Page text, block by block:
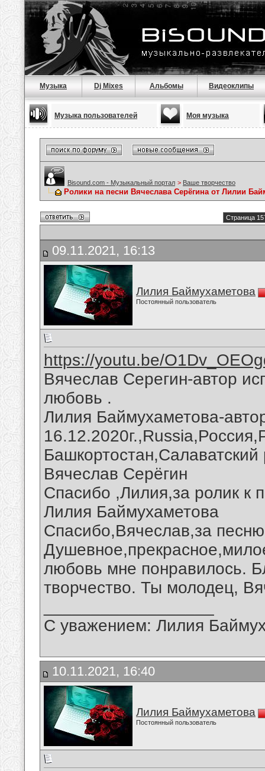
Музыка Dj Mixes Альбомы Видеоклипы
Музыка пользователей Моя музыка
Bisound.com - Музыкальный портал > Ваше творчество
Ролики на песни Вячеслава Серёгина от Лилии
Страница
09.11.2021, 16:13
Лилия Баймухаметова
Постоянный пользователь
https://youtu.be/
Вячеслав Серегин-автор
любовь .
Лилия Баймухаметова-
Вячеслав Серёгин
Спасибо ,Лилия,за ролик к
Лилия Баймухаметова
Спасибо,Вячеслав,за
любовь мне понравилось.
творчество. Ты молодец,
С уважением: Лилия
10.11.2021, 16:40
Лилия Баймухаметова
Постоянный пользователь